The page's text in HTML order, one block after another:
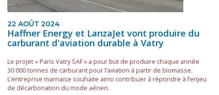
22 AOÛT 2024
Haffner Energy et LanzaJet vont produire du
carburant d’aviation durable à Vatry
Le projet « Paris Vatry SAF » a pour but de produire chaque année
30 000 tonnes de carburant pour l’aviation à partir de biomasse.
L’entreprise marnaise souhaite ainsi contribuer à répondre à l’enjeu
de décarbonation du mode aérien.